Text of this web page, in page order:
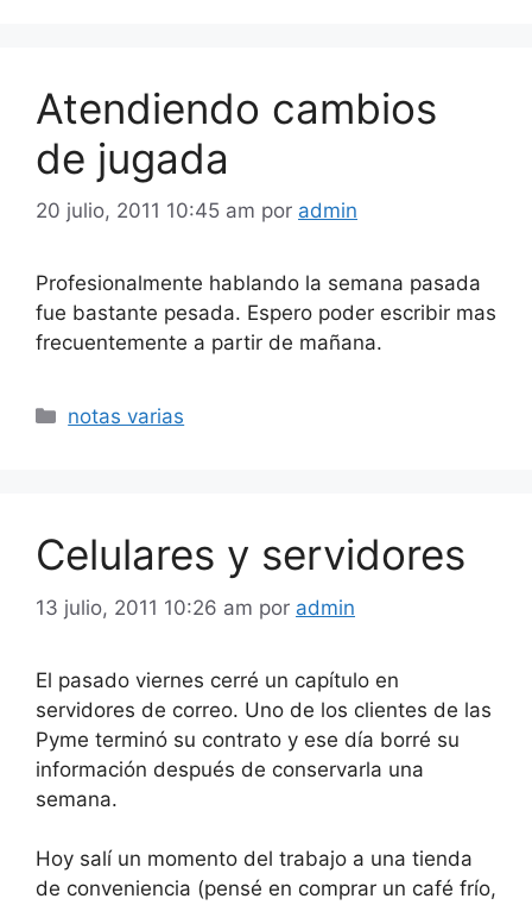
Atendiendo cambios
de jugada
20 julio, 2011 10:45 am por admin
Profesionalmente hablando la semana pasada
fue bastante pesada. Espero poder escribir mas
frecuentemente a partir de mañana.
Categorías
notas varias
Celulares y servidores
13 julio, 2011 10:26 am por admin
El pasado viernes cerré un capítulo en
servidores de correo. Uno de los clientes de las
Pyme terminó su contrato y ese día borré su
información después de conservarla una
semana.
Hoy salí un momento del trabajo a una tienda
de conveniencia (pensé en comprar un café frío,